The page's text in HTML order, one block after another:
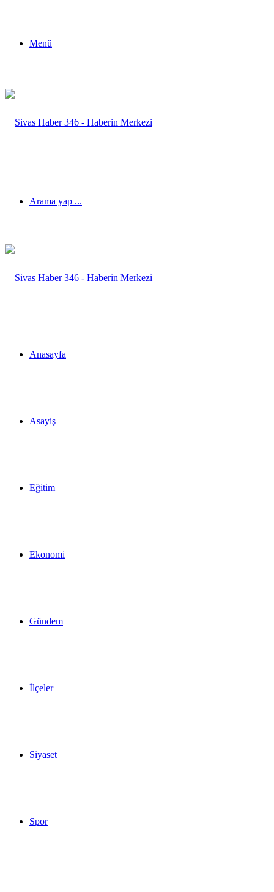
Menü
Arama yap ...
Anasayfa
Asayiş
Eğitim
Ekonomi
Gündem
İlçeler
Siyaset
Spor